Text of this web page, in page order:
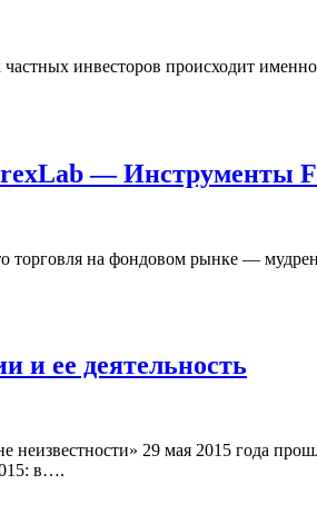
инвесторов происходит
— Инструменты
на фондовом рынке —
и ее деятельность
29 мая 2015 года
в….